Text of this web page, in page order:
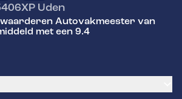
Uden
Autovakmeester van
met een 9.4